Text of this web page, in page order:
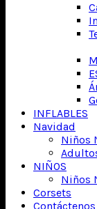
INFLABLES
Navidad
Niños
NIÑOS
Niños
Corsets
Contáctenos